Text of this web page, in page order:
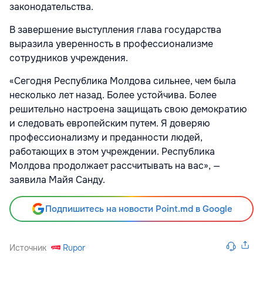
законодательства.
В завершение выступления глава государства
выразила уверенность в профессионализме
сотрудников учреждения.
«Сегодня Республика Молдова сильнее, чем была
несколько лет назад. Более устойчива. Более
решительно настроена защищать свою демократию
и следовать европейским путем. Я доверяю
профессионализму и преданности людей,
работающих в этом учреждении. Республика
Молдова продолжает рассчитывать на вас», —
заявила Майя Санду.
Подпишитесь на новости Point.md в Google
Источник Rupor